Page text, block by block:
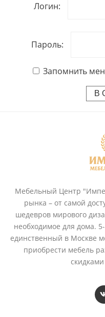
Логин:
Пароль:
Запомнить
Мебельный Центр
рынка – от самой
шедевров мирового
необходимое для дома.
единственный в Москве
приобрести мебель